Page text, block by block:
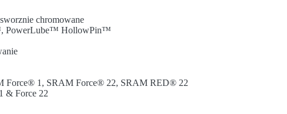
chromowane
PowerLube™ HollowPin™
Force® 1, SRAM Force® 22, SRAM RED® 22
& Force 22